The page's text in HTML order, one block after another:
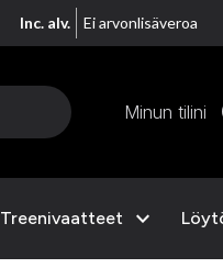
Inc. alv. Ei arvonlisäveroa
Minun tilini
Treenivaatteet expand_more